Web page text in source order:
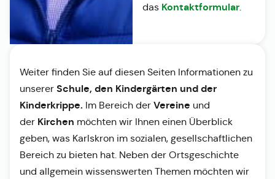
das Kontaktformular.
Weiter finden Sie auf diesen Seiten Informationen zu
unserer Schule, den Kindergärten und der
Kinderkrippe. Im Bereich der Vereine und
der Kirchen möchten wir Ihnen einen Überblick
geben, was Karlskron im sozialen, gesellschaftlichen
Bereich zu bieten hat. Neben der Ortsgeschichte
und allgemein wissenswerten Themen möchten wir